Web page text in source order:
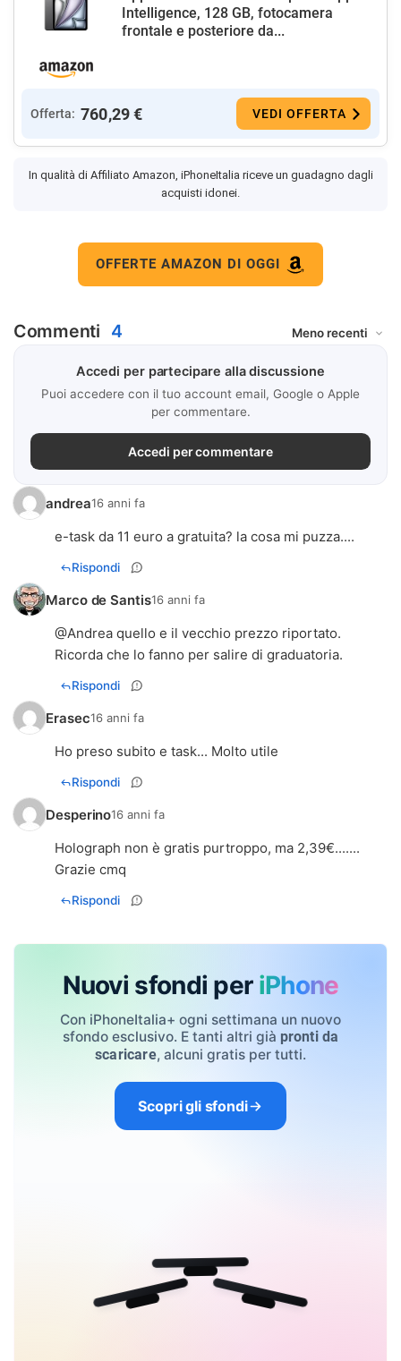
Intelligence, 128 GB, fotocamera
frontale e posteriore da...
Offerta: 760,29 € VEDI OFFERTA
In qualità di Affiliato Amazon, iPhoneItalia riceve un guadagno dagli
acquisti idonei.
OFFERTE AMAZON DI OGGI
Commenti 4
Accedi per partecipare alla discussione
Puoi accedere con il tuo account email, Google o Apple
per commentare.
Accedi per commentare
andrea16 anni fa
e-task da 11 euro a gratuita? la cosa mi puzza....
Rispondi
Marco de Santis16 anni fa
@Andrea quello e il vecchio prezzo riportato.
Ricorda che lo fanno per salire di graduatoria.
Rispondi
Erasec16 anni fa
Ho preso subito e task... Molto utile
Rispondi
Desperino16 anni fa
Holograph non è gratis purtroppo, ma 2,39€.......
Grazie cmq
Rispondi
Nuovi sfondi per iPhone
Con iPhoneItalia+ ogni settimana un nuovo
sfondo esclusivo. E tanti altri già pronti da
scaricare, alcuni gratis per tutti.
Scopri gli sfondi